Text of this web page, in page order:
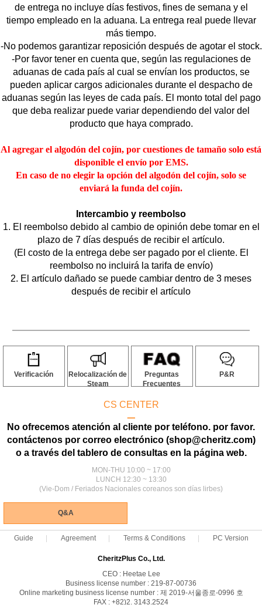
de entrega no incluye días festivos, fines de semana y el
tiempo empleado en la aduana. La entrega real puede llevar
más tiempo.
-No podemos garantizar reposición después de agotar el stock.
-Por favor tener en cuenta que, según las regulaciones de
aduanas de cada país al cual se envían los productos, se
pueden aplicar cargos adicionales durante el despacho de
aduanas según las leyes de cada país. El monto total del pago
que deba realizar puede variar dependiendo del valor del
producto que haya comprado.
Al agregar el algodón del cojín, por cuestiones de tamaño solo está
disponible el envío por EMS.
En caso de no elegir la opción del algodón del cojín, solo se
enviará la funda del cojín.
Intercambio y reembolso
1. El reembolso debido al cambio de opinión debe tomar en el
plazo de 7 días después de recibir el artículo.
(El costo de la entrega debe ser pagado por el cliente. El
reembolso no incluirá la tarifa de envío)
2. El artículo dañado se puede cambiar dentro de 3 meses
después de recibir el artículo
Verificación
Relocalización de
Steam
Preguntas
Frecuentes
P&R
CS CENTER
ㅡ
No ofrecemos atención al cliente por teléfono. por favor.
contáctenos por correo electrónico (shop@cheritz.com)
o a través del tablero de consultas en la página web.
MON-THU 10:00 ~ 17:00
LUNCH 12:30 ~ 13:30
(Vie-Dom / Feriados Nacionales coreanos son días lirbes)
Q&A
Guide Agreement Terms & Conditions PC Version
CheritzPlus Co., Ltd.
CEO : Heetae Lee
Business license number : 219-87-00736
Online marketing business license number : 제 2019-서울종로-0996 호
FAX : +82)2. 3143.2524